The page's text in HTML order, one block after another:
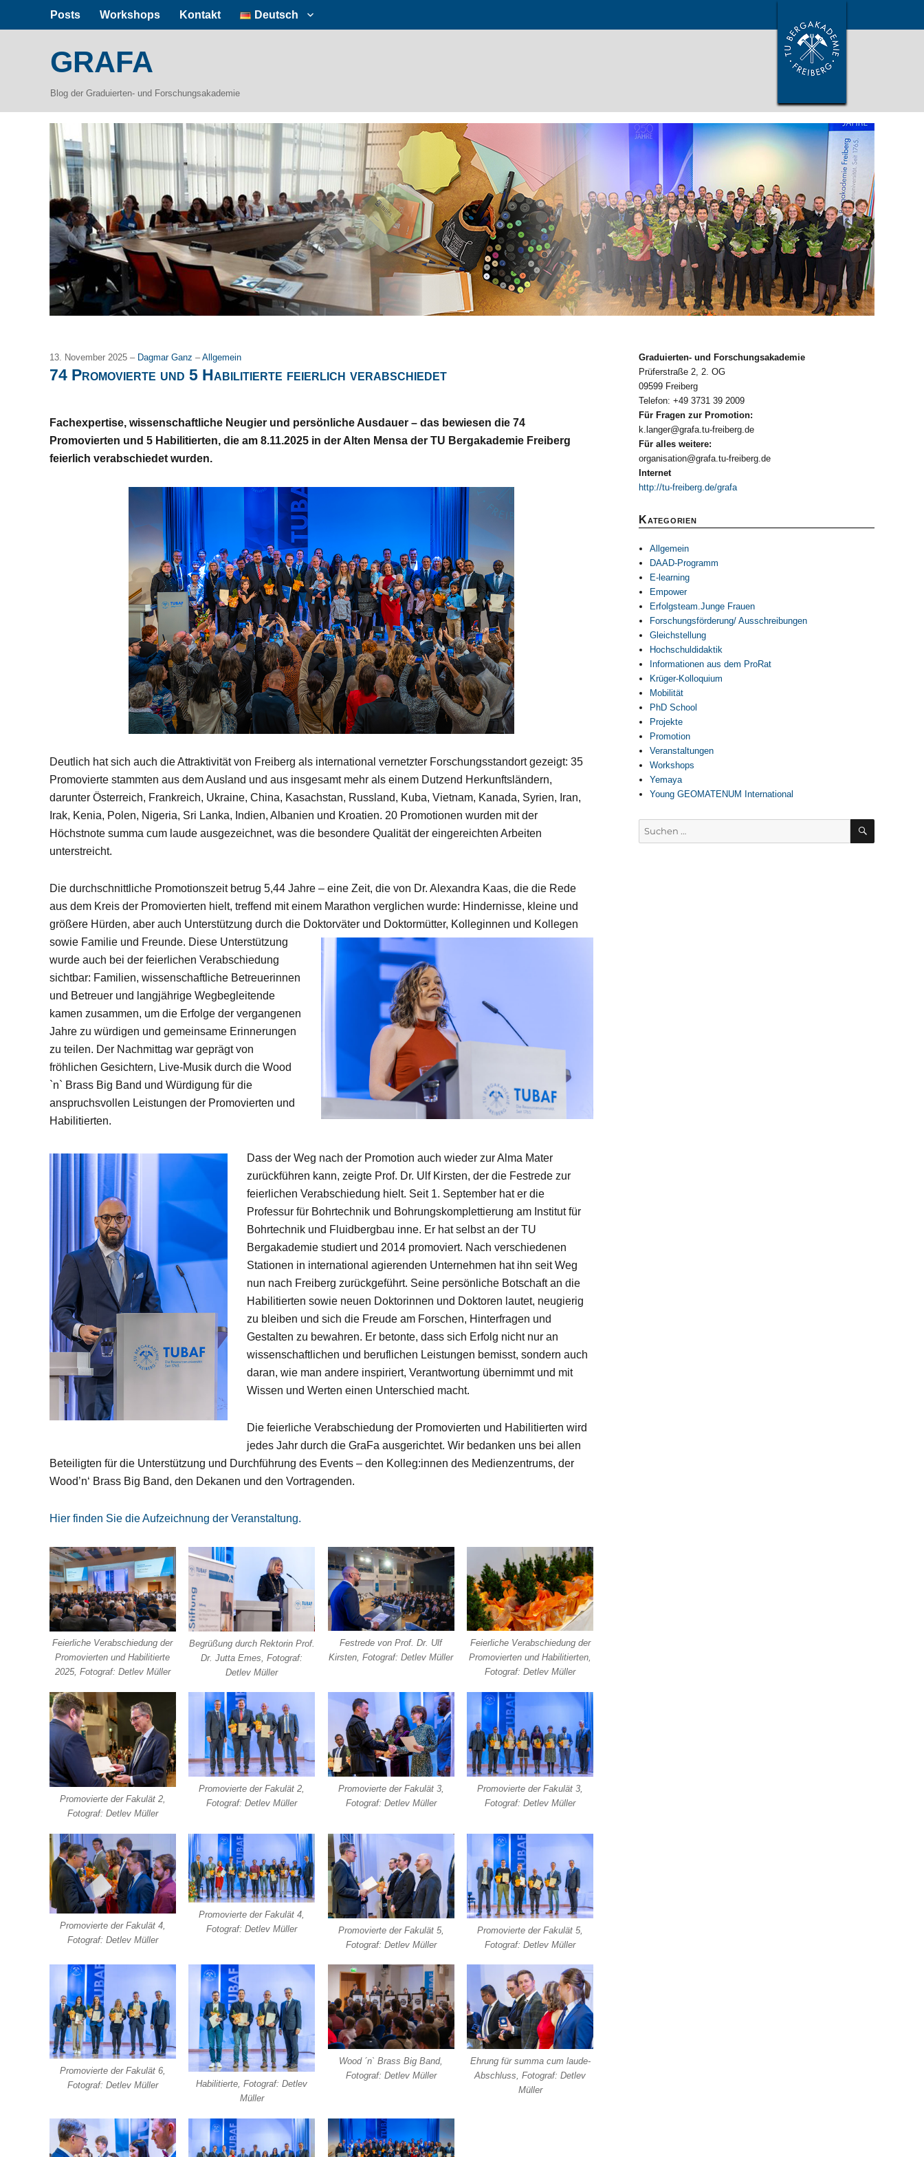
Posts Workshops Kontakt Deutsch
GRAFA
Blog der Graduierten- und Forschungsakademie
13. November 2025 – Dagmar Ganz –Allgemein
74 Promovierte und 5 Habilitierte feierlich verabschiedet
Fachexpertise, wissenschaftliche Neugier und persönliche Ausdauer – das bewiesen die 74
Promovierten und 5 Habilitierten, die am 8.11.2025 in der Alten Mensa der TU Bergakademie Freiberg
feierlich verabschiedet wurden.
Deutlich hat sich auch die Attraktivität von Freiberg als international vernetzter Forschungsstandort gezeigt: 35
Promovierte stammten aus dem Ausland und aus insgesamt mehr als einem Dutzend Herkunftsländern,
darunter Österreich, Frankreich, Ukraine, China, Kasachstan, Russland, Kuba, Vietnam, Kanada, Syrien, Iran,
Irak, Kenia, Polen, Nigeria, Sri Lanka, Indien, Albanien und Kroatien. 20 Promotionen wurden mit der
Höchstnote summa cum laude ausgezeichnet, was die besondere Qualität der eingereichten Arbeiten
unterstreicht.
Die durchschnittliche Promotionszeit betrug 5,44 Jahre – eine Zeit, die von Dr. Alexandra Kaas, die die Rede
aus dem Kreis der Promovierten hielt, treffend mit einem Marathon verglichen wurde: Hindernisse, kleine und
größere Hürden, aber auch Unterstützung durch die Doktorväter und Doktormütter, Kolleginnen und Kollegen
sowie Familie und Freunde. Diese Unterstützung
wurde auch bei der feierlichen Verabschiedung
sichtbar: Familien, wissenschaftliche Betreuerinnen
und Betreuer und langjährige Wegbegleitende
kamen zusammen, um die Erfolge der vergangenen
Jahre zu würdigen und gemeinsame Erinnerungen
zu teilen. Der Nachmittag war geprägt von
fröhlichen Gesichtern, Live-Musik durch die Wood
`n` Brass Big Band und Würdigung für die
anspruchsvollen Leistungen der Promovierten und
Habilitierten.
Dass der Weg nach der Promotion auch wieder zur Alma Mater
zurückführen kann, zeigte Prof. Dr. Ulf Kirsten, der die Festrede zur
feierlichen Verabschiedung hielt. Seit 1. September hat er die
Professur für Bohrtechnik und Bohrungskomplettierung am Institut für
Bohrtechnik und Fluidbergbau inne. Er hat selbst an der TU
Bergakademie studiert und 2014 promoviert. Nach verschiedenen
Stationen in international agierenden Unternehmen hat ihn seit Weg
nun nach Freiberg zurückgeführt. Seine persönliche Botschaft an die
Habilitierten sowie neuen Doktorinnen und Doktoren lautet, neugierig
zu bleiben und sich die Freude am Forschen, Hinterfragen und
Gestalten zu bewahren. Er betonte, dass sich Erfolg nicht nur an
wissenschaftlichen und beruflichen Leistungen bemisst, sondern auch
daran, wie man andere inspiriert, Verantwortung übernimmt und mit
Wissen und Werten einen Unterschied macht.
Die feierliche Verabschiedung der Promovierten und Habilitierten wird
jedes Jahr durch die GraFa ausgerichtet. Wir bedanken uns bei allen
Beteiligten für die Unterstützung und Durchführung des Events – den Kolleg:innen des Medienzentrums, der
Wood’n‘ Brass Big Band, den Dekanen und den Vortragenden.
Hier finden Sie die Aufzeichnung der Veranstaltung.
Feierliche Verabschiedung der
Promovierten und Habilitierte
2025, Fotograf: Detlev Müller
Begrüßung durch Rektorin Prof.
Dr. Jutta Emes, Fotograf:
Detlev Müller
Festrede von Prof. Dr. Ulf
Kirsten, Fotograf: Detlev Müller
Feierliche Verabschiedung der
Promovierten und Habilitierten,
Fotograf: Detlev Müller
Promovierte der Fakulät 2,
Fotograf: Detlev Müller
Promovierte der Fakulät 2,
Fotograf: Detlev Müller
Promovierte der Fakulät 3,
Fotograf: Detlev Müller
Promovierte der Fakulät 3,
Fotograf: Detlev Müller
Promovierte der Fakulät 4,
Fotograf: Detlev Müller
Promovierte der Fakulät 4,
Fotograf: Detlev Müller
Promovierte der Fakulät 5,
Fotograf: Detlev Müller
Promovierte der Fakulät 5,
Fotograf: Detlev Müller
Promovierte der Fakulät 6,
Fotograf: Detlev Müller
Habilitierte, Fotograf: Detlev
Müller
Wood ´n` Brass Big Band,
Fotograf: Detlev Müller
Ehrung für summa cum laude-
Abschluss, Fotograf: Detlev
Müller
Graduierten- und Forschungsakademie
Prüferstraße 2, 2. OG
09599 Freiberg
Telefon: +49 3731 39 2009
Für Fragen zur Promotion:
k.langer@grafa.tu-freiberg.de
Für alles weitere:
organisation@grafa.tu-freiberg.de
Internet
http://tu-freiberg.de/grafa
Kategorien
Allgemein
DAAD-Programm
E-learning
Empower
Erfolgsteam.Junge Frauen
Forschungsförderung/ Ausschreibungen
Gleichstellung
Hochschuldidaktik
Informationen aus dem ProRat
Krüger-Kolloquium
Mobilität
PhD School
Projekte
Promotion
Veranstaltungen
Workshops
Yemaya
Young GEOMATENUM International
Suchen
nach:
SUCHEN